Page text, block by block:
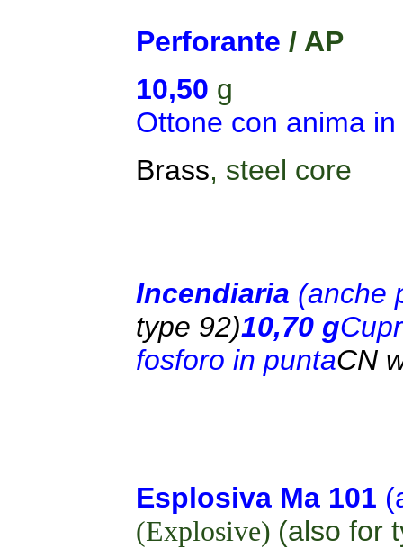
Perforante / AP
10,50 g
Ottone con anima
Brass, steel core
Incendiaria (anche
type 92)10,70 g
fosforo in puntaCN
Esplosiva Ma 101
(Explosive) (also for